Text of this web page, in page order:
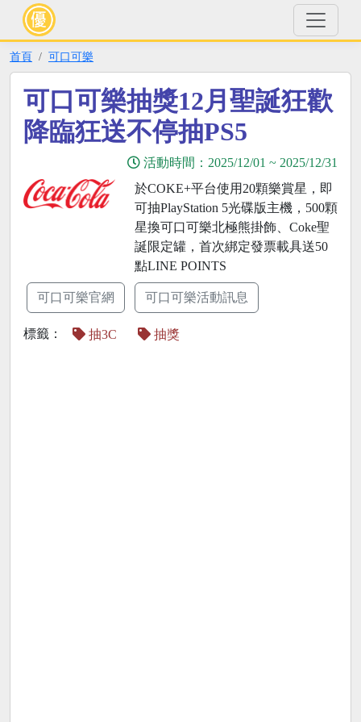
首頁 可口可樂
可口可樂抽獎12月聖誕狂歡
降臨狂送不停抽PS5
活動時間： 2025/12/01 ~ 2025/12/31
於COKE+平台使用20顆樂賞星，即
可抽PlayStation 5光碟版主機，500顆
星換可口可樂北極熊掛飾、Coke聖
誕限定罐，首次綁定發票載具送50
點LINE POINTS
可口可樂官網 可口可樂活動訊息
標籤： 抽3C 抽獎